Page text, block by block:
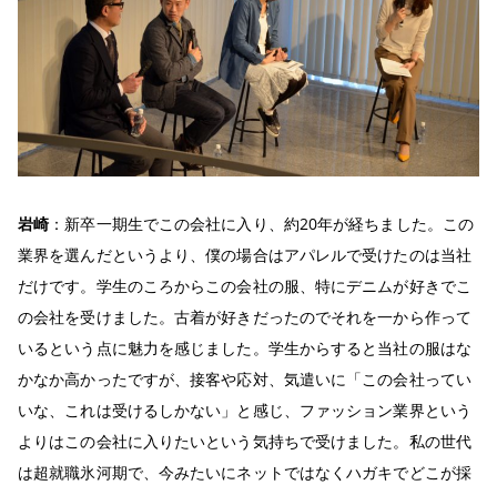
岩崎 ：新卒一期生でこの会社に入り、約20年が経ちました。この
業界を選んだというより、僕の場合はアパレルで受けたのは当社
だけです。学生のころからこの会社の服、特にデニムが好きでこ
の会社を受けました。古着が好きだったのでそれを一から作って
いるという点に魅力を感じました。学生からすると当社の服はな
かなか高かったですが、接客や応対、気遣いに「この会社ってい
いな、これは受けるしかない」と感じ、ファッション業界という
よりはこの会社に入りたいという気持ちで受けました。私の世代
は超就職氷河期で、今みたいにネットではなくハガキでどこが採